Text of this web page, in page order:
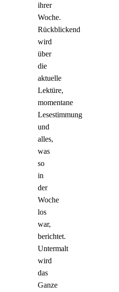
ihrer
Woche.
Rückblickend
wird
über
die
aktuelle
Lektüre,
momentane
Lesestimmung
und
alles,
was
so
in
der
Woche
los
war,
berichtet.
Untermalt
wird
das
Ganze